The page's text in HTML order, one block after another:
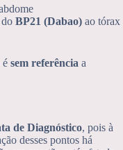
BP21 (Dabao) ao tórax
é sem referência a
de Diagnóstico, pois à
desses pontos há